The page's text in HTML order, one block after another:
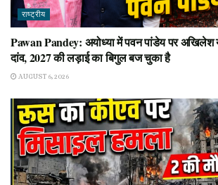
राष्ट्रीय
Pawan Pandey: अयोध्या में पवन पांडेय पर अखिलेश
दांव, 2027 की लड़ाई का बिगुल बज चुका है
AUGUST 6, 2026